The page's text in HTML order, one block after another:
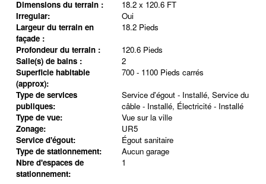
Dimensions du terrain :
18.2 x 120.6 FT
Irregular:
Oui
Largeur du terrain en
façade :
18.2 Pieds
Profondeur du terrain :
120.6 Pieds
Salle(s) de bains :
2
Superficie habitable
(approx):
700 - 1100 Pieds carrés
Type de services
publiques:
Service d'égout - Installé, Service du
câble - Installé, Électricité - Installé
Type de vue:
Vue sur la ville
Zonage:
UR5
Service d'égout:
Égout sanitaire
Type de stationnement:
Aucun garage
Nbre d'espaces de
stationnement:
1